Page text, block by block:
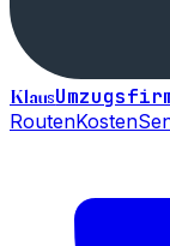
Klaus
RoutenKosten